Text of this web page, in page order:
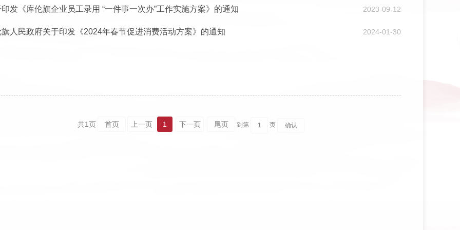
发《库伦旗企业员工录用 “一件事一次办”工作实施方案》的通知 2023-09-12
人民政府关于印发《2024年春节促进消费活动方案》的通知 2024-01-30
共1页 首页 上一页 1 下一页 尾页 到第 页